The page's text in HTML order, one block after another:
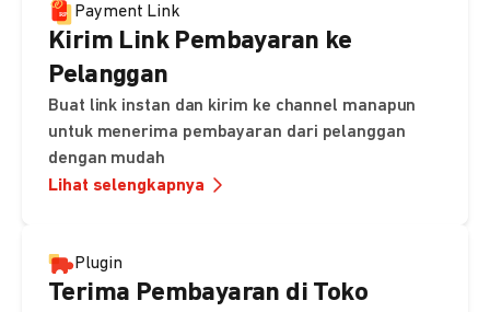
Payment Link
Kirim Link Pembayaran ke
Pelanggan
Buat link instan dan kirim ke channel manapun
untuk menerima pembayaran dari pelanggan
dengan mudah
Lihat selengkapnya
Plugin
Terima Pembayaran di Toko